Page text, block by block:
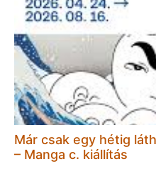
Már csak egy hétig
– Manga c. kiállítás